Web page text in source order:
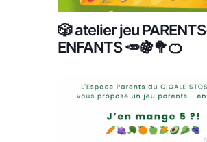
🎲 atelier jeu
ENFANTS 🥕🍇🥦🍊